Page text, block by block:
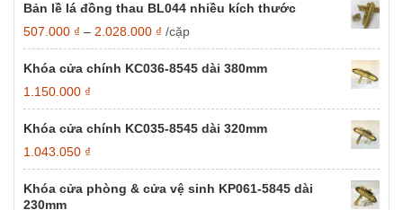
Bản lề lá đồng thau BL044 nhiều kích thước
507.000 ₫ – 2.028.000 ₫ Khoảng
giá:
từ
2.028.000 ₫
/cặp
Khóa cửa chính KC036-8545 dài 380mm
1.150.000 ₫
Khóa cửa chính KC035-8545 dài 320mm
1.043.050 ₫
Khóa cửa phòng & cửa vệ sinh KP061-5845 dài
230mm